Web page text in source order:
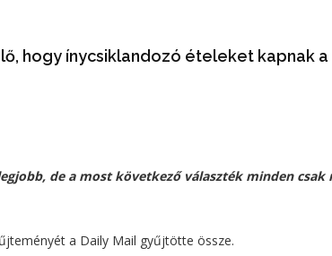
hogy ínycsiklandozó ételeket kapnak
de a most következő választék minden csak
a Daily Mail gyűjtötte össze.